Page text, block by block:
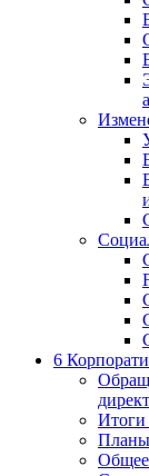
6
Итоги
Планы
Общее